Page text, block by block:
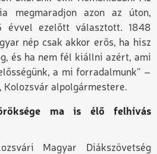
megmaradjon azon az úton,
évvel ezelőtt választott. 1848
nép csak akkor erős, ha hisz
és ha nem fél kiállni azért, ami
a mi forradalmunk” –
Kolozsvár alpolgármestere.
ma is élő felhívás
Magyar Diákszövetség